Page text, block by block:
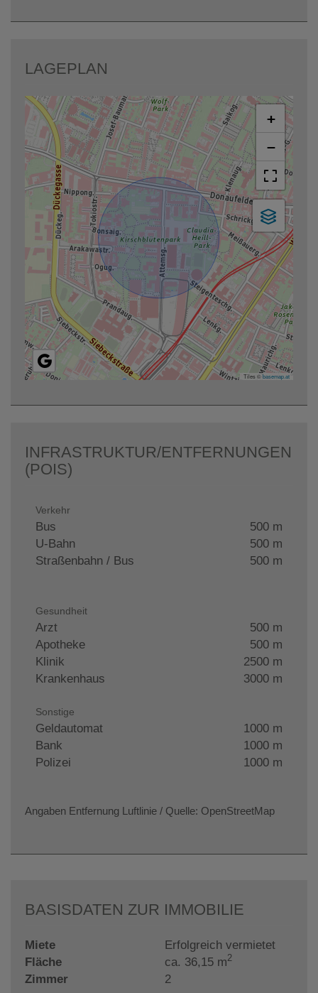
LAGEPLAN
+
−
Tiles ©basemap.at
INFRASTRUKTUR/ENTFERNUNGEN
(POIS)
Verkehr
Bus
500 m
U-Bahn
500 m
Straßenbahn / Bus
500 m
Gesundheit
Arzt
500 m
Apotheke
500 m
Klinik
2500 m
Krankenhaus
3000 m
Sonstige
Geldautomat
1000 m
Bank
1000 m
Polizei
1000 m
Angaben Entfernung Luftlinie / Quelle: OpenStreetMap
BASISDATEN ZUR IMMOBILIE
Miete
Erfolgreich vermietet
Fläche
ca. 36,15 m2
Zimmer 2